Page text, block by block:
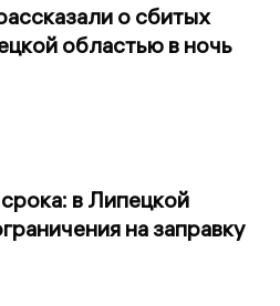
о сбитых
областью в ночь
в Липецкой
на заправку